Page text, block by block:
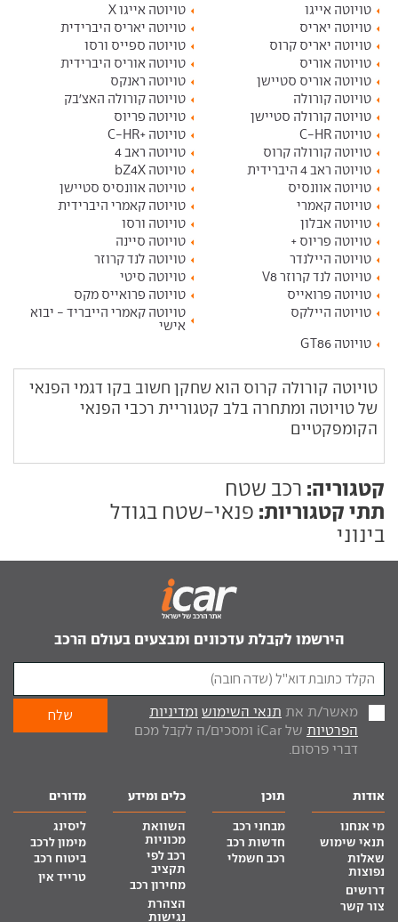
טויוטה אייגו
טויוטה אייגו X
טויוטה יאריס
טויוטה יאריס היברידית
טויוטה יאריס קרוס
טויוטה ספייס ורסו
טויוטה אוריס
טויוטה אוריס היברידית
טויוטה אוריס סטיישן
טויוטה ראנקס
טויוטה קורולה
טויוטה קורולה האצ'בק
טויוטה קורולה סטיישן
טויוטה פריוס
טויוטה C-HR
טויוטה +C-HR
טויוטה קורולה קרוס
טויוטה ראב 4
טויוטה ראב 4 היברידית
טויוטה bZ4X
טויוטה אוונסיס
טויוטה אוונסיס סטיישן
טויוטה קאמרי
טויוטה קאמרי היברידית
טויוטה אבלון
טויוטה ורסו
טויוטה פריוס +
טויוטה סיינה
טויוטה היילנדר
טויוטה לנד קרוזר
טויוטה לנד קרוזר V8
טויוטה סיטי
טויוטה פרואייס
טויוטה פרואייס מקס
טויוטה היילקס
טויוטה קאמרי הייבריד - יבוא
אישי
טויוטה GT86
טויוטה קורולה קרוס הוא שחקן חשוב בקו דגמי הפנאי
של טויוטה ומתחרה בלב קטגוריית רכבי הפנאי
הקומפקטיים
קטגוריה: רכב שטח
תתי קטגוריות: פנאי-שטח בגודל
בינוני
הירשמו לקבלת עדכונים ומבצעים בעולם הרכב
מאשר/ת את תנאי השימוש ומדיניות
הפרטיות
של iCar ומסכים/ה לקבל מכם
דברי פרסום.
אודות
מי אנחנו
תנאי שימוש
שאלות
נפוצות
דרושים
צור קשר
תוכן
מבחני רכב
חדשות רכב
רכב חשמלי
כלים ומידע
השוואת
מכוניות
רכב לפי
תקציב
מחירון רכב
הצהרת
נגישות
מדורים
ליסינג
מימון לרכב
ביטוח רכב
טרייד אין